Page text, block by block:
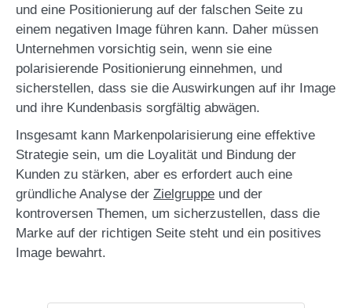
und eine Positionierung auf der falschen Seite zu
einem negativen Image führen kann. Daher müssen
Unternehmen vorsichtig sein, wenn sie eine
polarisierende Positionierung einnehmen, und
sicherstellen, dass sie die Auswirkungen auf ihr Image
und ihre Kundenbasis sorgfältig abwägen.
Insgesamt kann Markenpolarisierung eine effektive
Strategie sein, um die Loyalität und Bindung der
Kunden zu stärken, aber es erfordert auch eine
gründliche Analyse der Zielgruppe und der
kontroversen Themen, um sicherzustellen, dass die
Marke auf der richtigen Seite steht und ein positives
Image bewahrt.